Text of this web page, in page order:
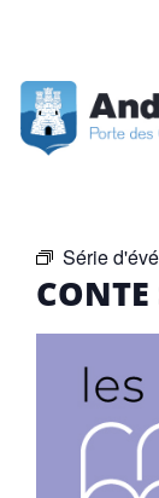
Série
CONTE